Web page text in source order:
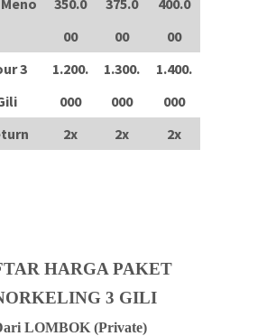
350.0
00
375.0
00
400.0
00
3
1.200.
000
1.300.
000
1.400.
000
2x 2x 2x
HARGA PAKET
3 GILI
LOMBOK (Private)